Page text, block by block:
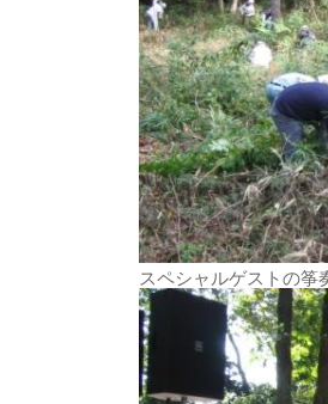
スペシャルゲストの筝